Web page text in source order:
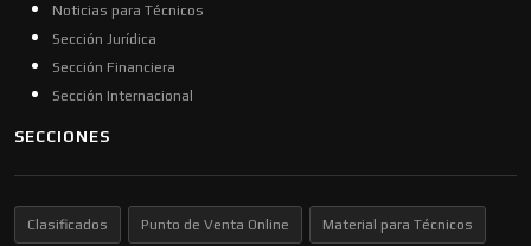
Noticias para Técnicos
Sección Jurídica
Sección Financiera
Sección Internacional
SECCIONES
Clasificados Punto de Venta Online Material para Técnicos